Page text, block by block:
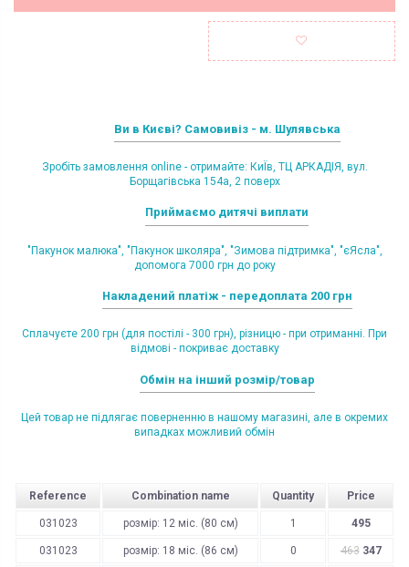
Ви в Києві? Самовивіз - м. Шулявська
Зробіть замовлення online - отримайте: КиЇв, ТЦ АРКАДІЯ, вул.
Борщагівська 154а, 2 поверх
Приймаємо дитячі виплати
"Пакунок малюка", "Пакунок школяра", "Зимова підтримка", "єЯсла",
допомога 7000 грн до року
Накладений платіж - передоплата 200 грн
Сплачуєте 200 грн (для постілі - 300 грн), різницю - при отриманні. При
відмові - покриває доставку
Обмін на інший розмір/товар
Цей товар не підлягає поверненню в нашому магазині, але в окремих
випадках можливий обмін
Reference Combination name Quantity Price
031023 розмір: 12 міс. (80 см) 1 495
031023 розмір: 18 міс. (86 см) 0 463 347